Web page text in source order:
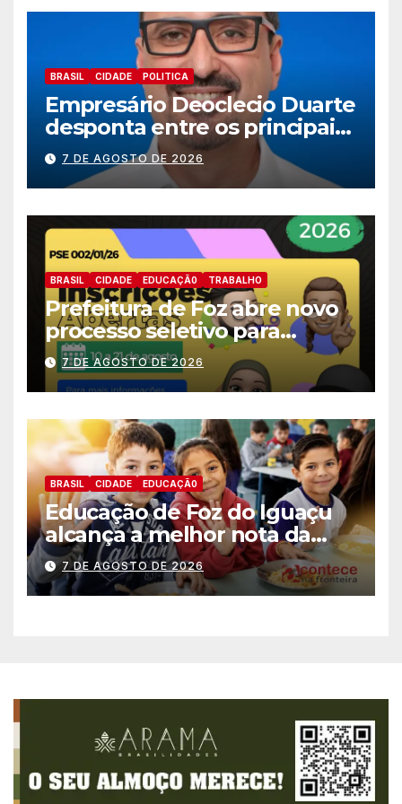
BRASIL CIDADE POLITICA
Empresário Deoclecio Duarte
desponta entre os principais
nomes do União Brasil para
deputado estadual
7 DE AGOSTO DE 2026
BRASIL CIDADE EDUCAÇÃ0 TRABALHO
Prefeitura de Foz abre novo
processo seletivo para
estagiários
7 DE AGOSTO DE 2026
BRASIL CIDADE EDUCAÇÃ0
Educação de Foz do Iguaçu
alcança a melhor nota da
história no IDEB
7 DE AGOSTO DE 2026